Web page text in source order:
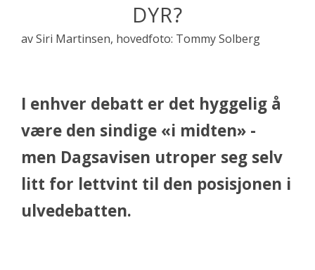
DYR?
av Siri Martinsen, hovedfoto: Tommy Solberg
I enhver debatt er det hyggelig å
være den sindige «i midten» -
men Dagsavisen utroper seg selv
litt for lettvint til den posisjonen i
ulvedebatten.